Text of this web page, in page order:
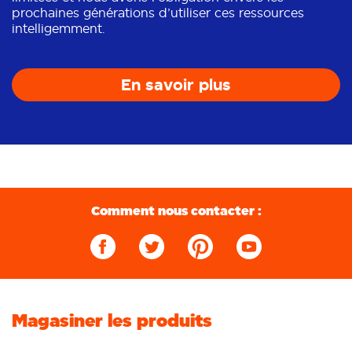
prochaines générations d’utiliser ces ressources
intelligemment.
En savoir plus
Comment nous contacter :
Magasiner les produits